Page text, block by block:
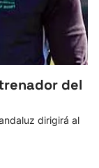
del
dirigirá al